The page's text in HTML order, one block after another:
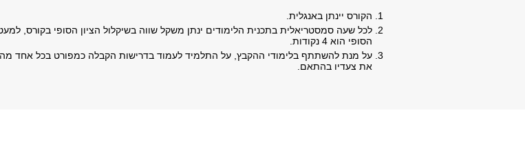
הקורס יינתן באנגלית.
הסופי הוא 4 נקודות.
על מנת להשתתף בלימודי ההקבץ, על התלמיד לעמוד בדרישות הקבלה כמפורט בכל אחד
את צעדיו בהתאם.